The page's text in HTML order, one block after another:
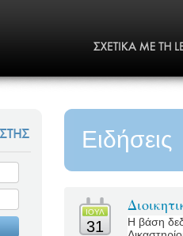
Ειδήσεις
ΙΟΥΛ
31
Η βάση